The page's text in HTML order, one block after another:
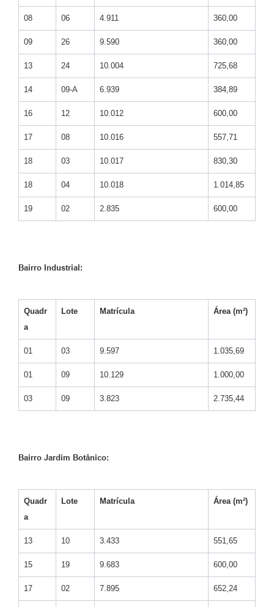
08 06 4.911 360,00
09 26 9.590 360,00
13 24 10.004 725,68
14 09-A 6.939 384,89
16 12 10.012 600,00
17 08 10.016 557,71
18 03 10.017 830,30
18 04 10.018 1.014,85
19 02 2.835 600,00
Bairro Industrial:
Quadr
a
Lote Matrícula Área (m²)
01 03 9.597 1.035,69
01 09 10.129 1.000,00
03 09 3.823 2.735,44
Bairro Jardim Botânico:
Quadr
a
Lote Matrícula Área (m²)
13 10 3.433 551,65
15 19 9.683 600,00
17 02 7.895 652,24